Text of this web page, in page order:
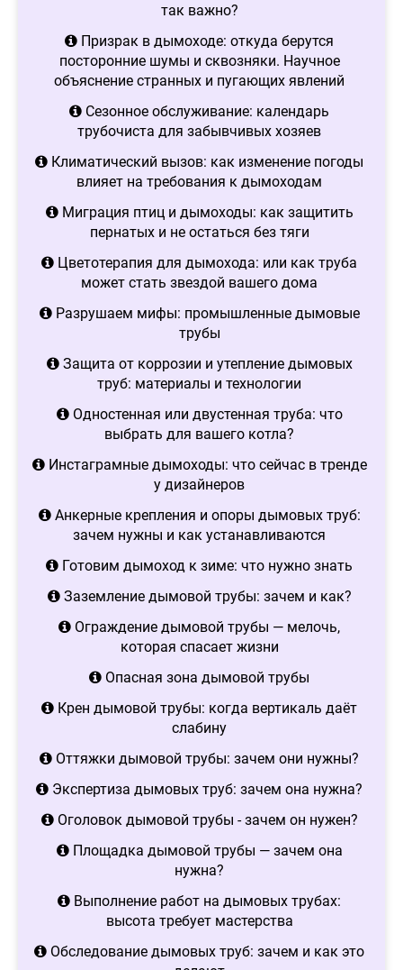
так важно?
Призрак в дымоходе: откуда берутся
посторонние шумы и сквозняки. Научное
объяснение странных и пугающих явлений
Сезонное обслуживание: календарь
трубочиста для забывчивых хозяев
Климатический вызов: как изменение погоды
влияет на требования к дымоходам
Миграция птиц и дымоходы: как защитить
пернатых и не остаться без тяги
Цветотерапия для дымохода: или как труба
может стать звездой вашего дома
Разрушаем мифы: промышленные дымовые
трубы
Защита от коррозии и утепление дымовых
труб: материалы и технологии
Одностенная или двустенная труба: что
выбрать для вашего котла?
Инстаграмные дымоходы: что сейчас в тренде
у дизайнеров
Анкерные крепления и опоры дымовых труб:
зачем нужны и как устанавливаются
Готовим дымоход к зиме: что нужно знать
Заземление дымовой трубы: зачем и как?
Ограждение дымовой трубы — мелочь,
которая спасает жизни
Опасная зона дымовой трубы
Крен дымовой трубы: когда вертикаль даёт
слабину
Оттяжки дымовой трубы: зачем они нужны?
Экспертиза дымовых труб: зачем она нужна?
Оголовок дымовой трубы - зачем он нужен?
Площадка дымовой трубы — зачем она
нужна?
Выполнение работ на дымовых трубах:
высота требует мастерства
Обследование дымовых труб: зачем и как это